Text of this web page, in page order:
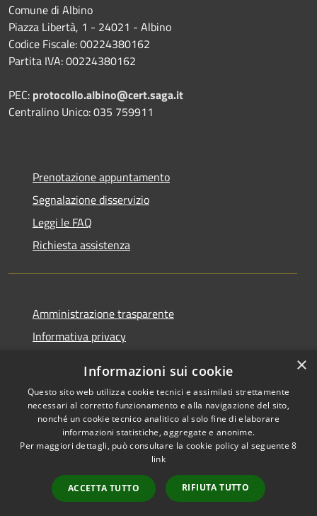
Comune di Albino
Piazza Libertà, 1 - 24021 - Albino
Codice Fiscale: 00224380162
Partita IVA: 00224380162
PEC: protocollo.albino@cert.saga.it
Centralino Unico: 035 759911
Prenotazione appuntamento
Segnalazione disservizio
Leggi le FAQ
Richiesta assistenza
Amministrazione trasparente
Informativa privacy
Dichiarazione di accessibilità
RSS
Copyright © 2026 • Comune di
Municipium•
Accesso
redazione
×
Informazioni sui cookie
Questo sito web utilizza cookie tecnici e assimilati strettamente
necessari al corretto funzionamento e alla navigazione del sito,
nonché un cookie tecnico analitico al solo fine di elaborare
informazioni statistiche, aggregate e anonime.
Per maggiori dettagli, può consultare la cookie policy al seguente8
link
ACCETTA TUTTO RIFIUTA TUTTO